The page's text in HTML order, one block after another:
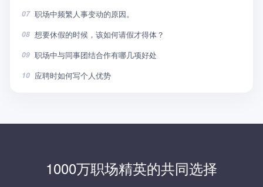
07 职场中频繁人事变动的原因。
08 想要休假的时候，该如何请假才得体？
09 职场中与同事团结合作有哪几项好处
10 应聘时如何写个人优势
1000万职场精英的共同选择